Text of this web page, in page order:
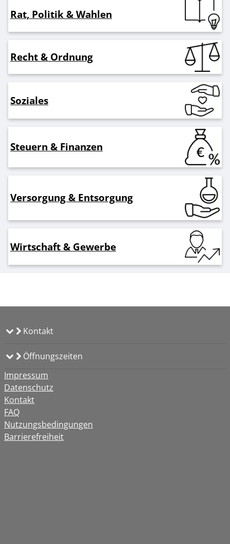
Rat, Politik & Wahlen
Recht & Ordnung
Soziales
Steuern & Finanzen
Versorgung & Entsorgung
Wirtschaft & Gewerbe
Kontakt
Öffnungszeiten
Impressum
Datenschutz
Kontakt
FAQ
Nutzungsbedingungen
Barrierefreiheit